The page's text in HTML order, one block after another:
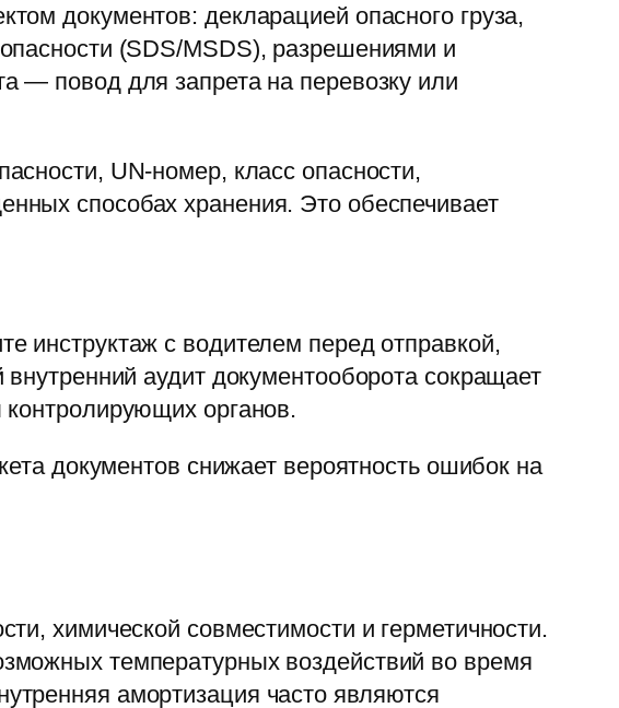
документов: декларацией опасного груза,
(SDS/MSDS), разрешениями и
— повод для запрета на перевозку или
UN-номер, класс опасности,
способах хранения. Это обеспечивает
инструктаж с водителем перед отправкой,
аудит документооборота сокращает
органов.
документов снижает вероятность ошибок на
химической совместимости и герметичности.
температурных воздействий во время
амортизация часто являются